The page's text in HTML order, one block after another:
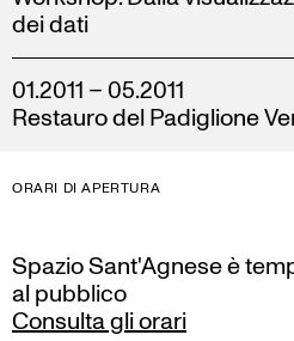
dei dati
01.2011 – 05.2011
Restauro del Padiglione
ORARI DI APERTURA
Spazio Sant'Agnese è
al pubblico
Consulta gli orari